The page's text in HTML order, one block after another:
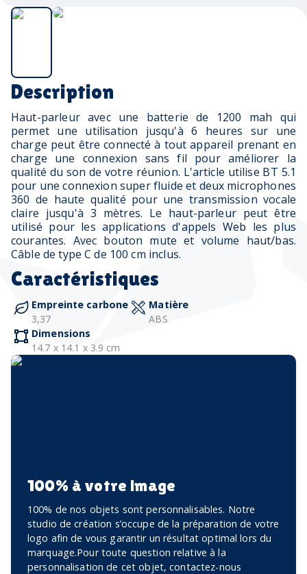
Description
Haut-parleur avec une batterie de 1200 mah qui
permet une utilisation jusqu'à 6 heures sur une
charge peut être connecté à tout appareil prenant en
charge une connexion sans fil pour améliorer la
qualité du son de votre réunion. L'article utilise BT 5.1
pour une connexion super fluide et deux microphones
360 de haute qualité pour une transmission vocale
claire jusqu'à 3 mètres. Le haut-parleur peut être
utilisé pour les applications d'appels Web les plus
courantes. Avec bouton mute et volume haut/bas.
Câble de type C de 100 cm inclus.
Caractéristiques
Empreinte carbone
3,37
Matière
ABS
Dimensions
14.7 x 14.1 x 3.9 cm
100% à votre image
100% de nos objets sont personnalisables. Notre
studio de création s’occupe de la préparation de votre
logo afin de vous garantir un résultat optimal lors du
marquage.Pour toute question relative à la
personnalisation de cet objet, contactez-nous